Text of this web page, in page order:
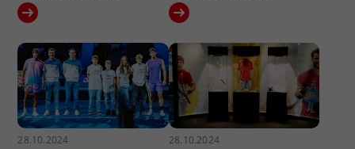
28.10.2024 28.10.2024